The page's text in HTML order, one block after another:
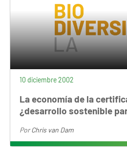
10 diciembre 2002
La economía de la
¿desarrollo sostenible
PorChris van Dam